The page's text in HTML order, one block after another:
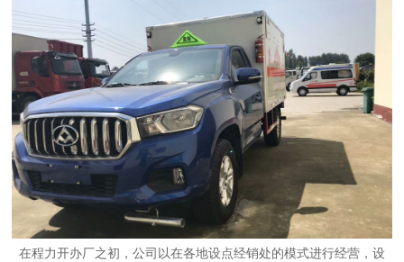
在程力开办厂之初，公司以在各地设点经销处的模式进行经营，设